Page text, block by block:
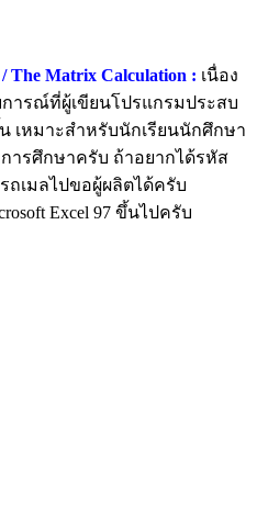
Matrix Calculation : เนื่อง
ารณ์ที่ผู้เขียนโปรแกรมประสบ
เหมาะสำหรับนักเรียนนักศึกษา
ารศึกษาครับ ถ้าอยากได้รหัส
เมลไปขอผู้ผลิตได้ครับ
Excel 97 ขึ้นไปครับ